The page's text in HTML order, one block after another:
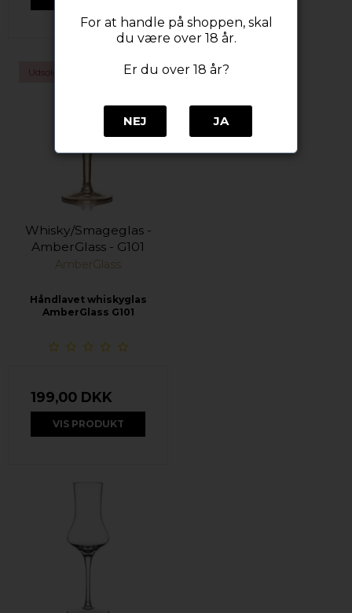
Udsolgt
Whisky/Smageglas -
AmberGlass - G101
AmberGlass
Håndlavet whiskyglas
AmberGlass G101
199,00 DKK
VIS PRODUKT
For at handle på shoppen, skal
du være over 18 år.
Er du over 18 år?
NEJ JA